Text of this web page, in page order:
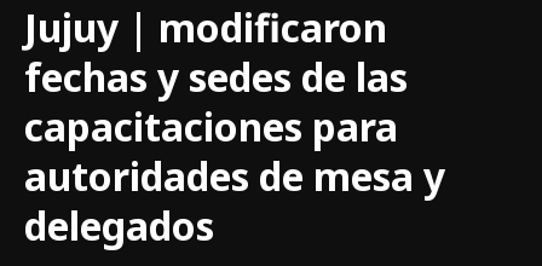
Jujuy | modificaron
fechas y sedes de las
capacitaciones para
autoridades de mesa y
delegados